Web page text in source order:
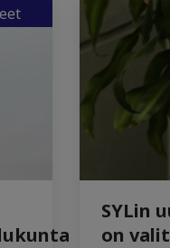
SYLin
on